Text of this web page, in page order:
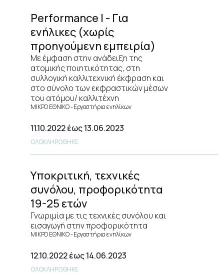
11.10.2022έως 13.06.2023
ΟΛΟΚΛΗΡΩΘΗΚΕ
Performance I - Για
ενήλικες (χωρίς
προηγούμενη εμπειρία)
Με έμφαση στην ανάδειξη της
ατομικής ποιητικότητας, στη
συλλογική καλλιτεχνική έκφραση και
στο σύνολο των εκφραστικών μέσων
του ατόμου/ καλλιτέχνη
ΜΙΚΡΟ ΕΘΝΙΚΟ Εργαστήρια ενηλίκων
12.10.2022έως 14.06.2023
ΟΛΟΚΛΗΡΩΘΗΚΕ
Υποκριτική, τεχνικές
συνόλου, προφορικότητα
19-25 ετών
Γνωριμία με τις τεχνικές συνόλου και
εισαγωγή στην προφορικότητα
ΜΙΚΡΟ ΕΘΝΙΚΟ Εργαστήρια ενηλίκων